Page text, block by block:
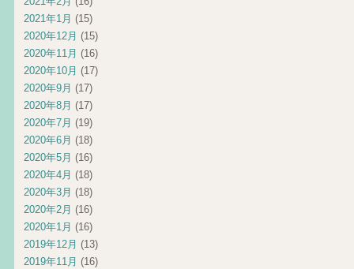
2021年1月 (15)
2020年12月 (15)
2020年11月 (16)
2020年10月 (17)
2020年9月 (17)
2020年8月 (17)
2020年7月 (19)
2020年6月 (18)
2020年5月 (16)
2020年4月 (18)
2020年3月 (18)
2020年2月 (16)
2020年1月 (16)
2019年12月 (13)
2019年11月 (16)